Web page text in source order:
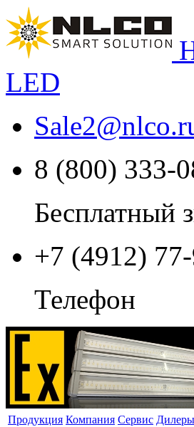
LED
Sale2@
8 (800) 333-
Бесплатный
+7 (4912)
Телефон
Продукция Компания Сервис Дилеры